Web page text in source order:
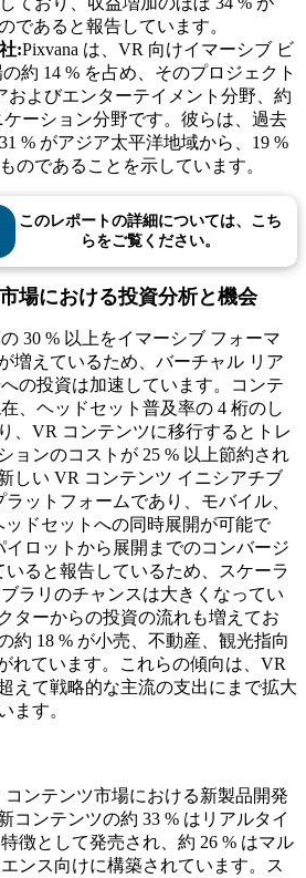
であると報告しています。
:Pixvana は、VR 向けイマーシブ ビ
約 14 % を占め、そのプロジェクト
およびエンターテイメント分野、約
ケーション分野です。彼らは、過去
% がアジア太平洋地域から、19 %
のであることを示しています。
このレポートの詳細については、こち
らをご覧ください。
場における投資分析と機会
30 % 以上をイマーシブ フォーマ
増えているため、バーチャル リア
の投資は加速しています。コンテ
、ヘッドセット普及率の 4 桁のし
、VR コンテンツに移行するとトレ
ョンのコストが 25 % 以上節約され
しい VR コンテンツ イニシアチブ
ットフォームであり、モバイル、
ドセットへの同時展開が可能で
イロットから展開までのコンバージ
いると報告しているため、スケーラ
ラリのチャンスは大きくなってい
ターからの投資の流れも増えてお
約 18 % が小売、不動産、観光指向
れています。これらの傾向は、VR
えて戦略的な主流の支出にまで拡大
ます。
ンテンツ市場における新製品開発
コンテンツの約 33 % はリアルタイ
徴として発売され、約 26 % はマル
ンス向けに構築されています。ス